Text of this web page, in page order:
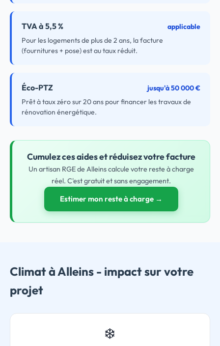
TVA à 5,5 %
applicable
Pour les logements de plus de 2 ans, la facture
(fournitures + pose) est au taux réduit.
Éco-PTZ
jusqu'à 50 000 €
Prêt à taux zéro sur 20 ans pour financer les travaux de
rénovation énergétique.
Cumulez ces aides et réduisez votre facture
Un artisan RGE de Alleins calcule votre reste à charge
réel. C'est gratuit et sans engagement.
Estimer mon reste à charge →
Climat à Alleins - impact sur votre
projet
❄️